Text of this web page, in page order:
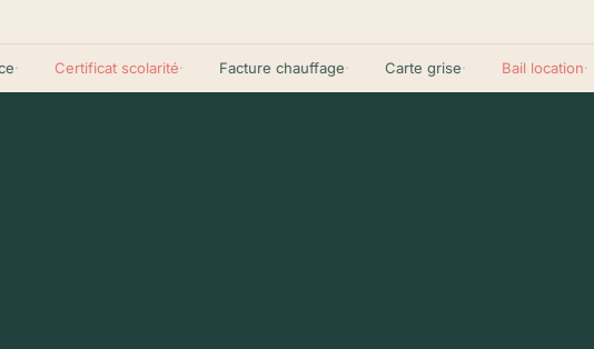
Certificat scolarité· Facture chauffage· Carte grise· Bail location·